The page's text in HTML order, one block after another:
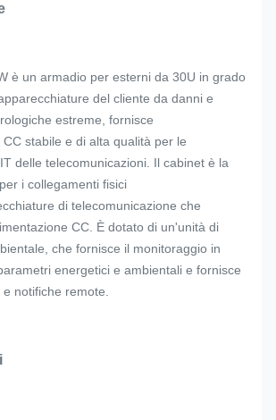
è un armadio per esterni da 30U in grado
del cliente da danni e
estreme, fornisce
stabile e di alta qualità per le
delle telecomunicazioni. Il cabinet è la
i collegamenti fisici
di telecomunicazione che
CC. È dotato di un'unità di
che fornisce il monitoraggio in
energetici e ambientali e fornisce
notifiche remote.